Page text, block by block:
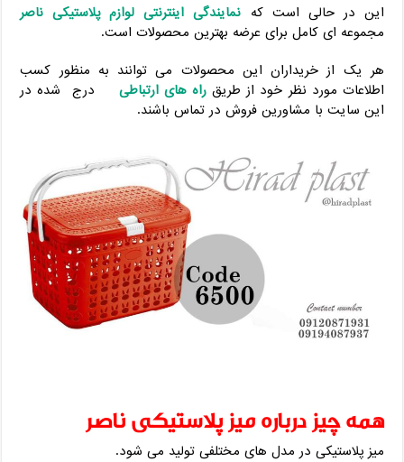
این در حالی است که نمایندگی اینترنتی لوازم پلاستیکی ناصر
مجموعه ای کامل برای عرضه بهترین محصولات است.
هر یک از خریداران این محصولات می توانند به منظور کسب
اطلاعات مورد نظر خود از طریق راه های ارتباطی
درج شده در
این سایت با مشاورین فروش در تماس باشند.
همه چیز درباره میز پلاستیکی ناصر
میز پلاستیکی در مدل های مختلفی تولید می شود.